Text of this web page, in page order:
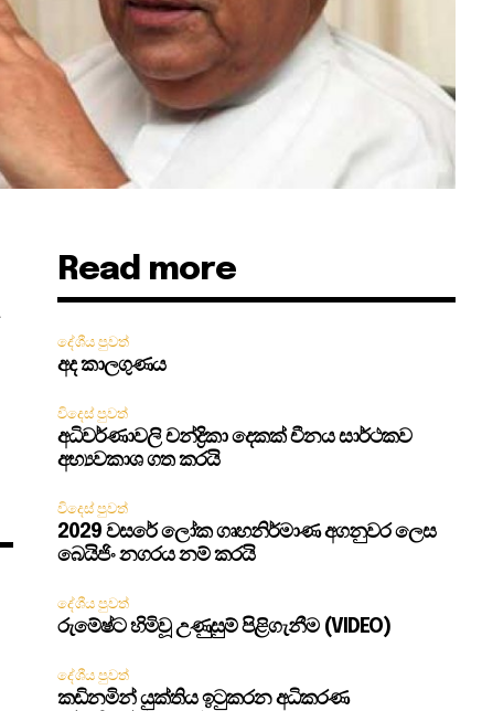
Read more
දේශීය පුවත්
අද කාලගුණය
විදෙස් පුවත්
අධිවර්ණාවලි චන්ද්‍රිකා දෙකක් චීනය සාර්ථකව
අභ්‍යවකාශ ගත කරයි
විදෙස් පුවත්
2029 වසරේ ලෝක ගෘහනිර්මාණ අගනුවර ලෙස
බෙයිජිං නගරය නම් කරයි
දේශීය පුවත්
රුමේෂ්ට හිමිවූ උණුසුම් පිළිගැනීම (VIDEO)
දේශීය පුවත්
කඩිනමින් යුක්තිය ඉටුකරන අධිකරණ